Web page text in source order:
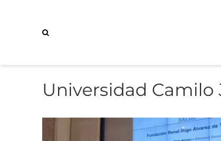
Universidad Camilo